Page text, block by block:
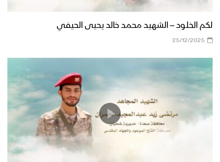
لكم الخلود – الشهيد محمد خالد يحيى الحيفي
25/12/2025